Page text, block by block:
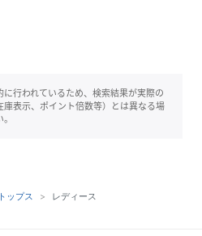
行われているため、検索結果が実際の
表示、ポイント倍数等）とは異なる場
トップス レディース